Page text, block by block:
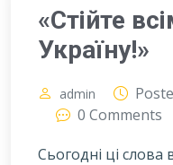
«Стійте
Україну!»
admin
0 Comments
Сьогодні ці слова